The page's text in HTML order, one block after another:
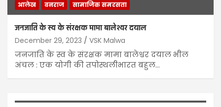
आलेख वनराज सामाजिक समरसता
जनजाति के स्व के संरक्षक मामा बालेश्वर दयाल
December 29, 2023 VSK Malwa
जनजाति के स्व के संरक्षक मामा बालेश्वर दयाल भील
अंचल : एक योगी की तपोस्थलीभारत बहुल…